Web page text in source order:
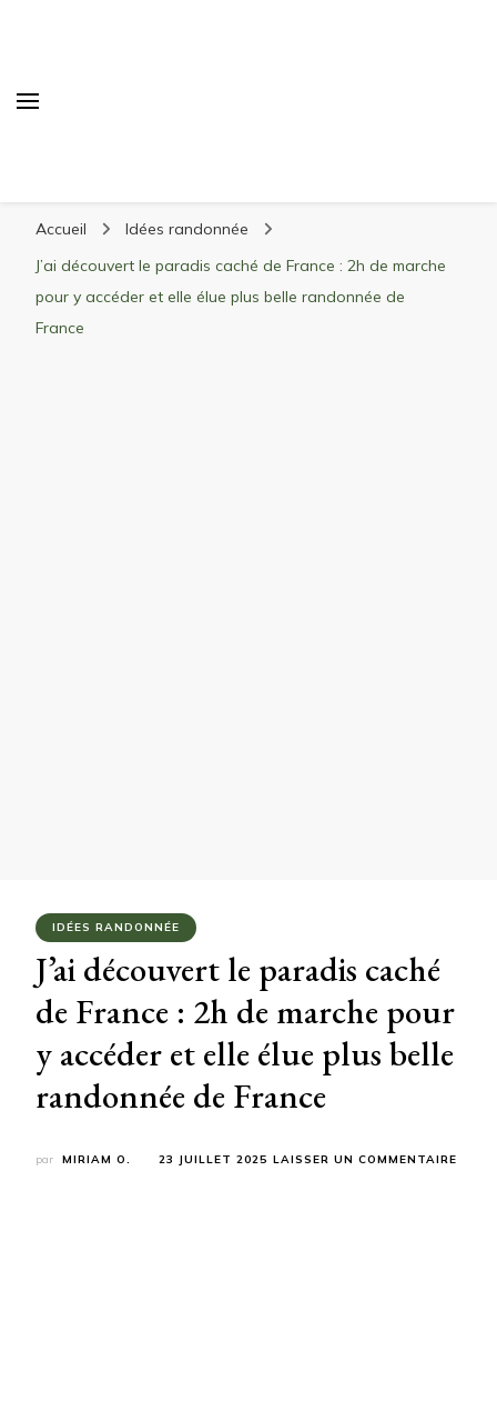
matériel, stations de ski
Accueil
Idées randonnée
J’ai découvert le paradis caché de France : 2h de marche
pour y accéder et elle élue plus belle randonnée de
France
IDÉES RANDONNÉE
J’ai découvert le paradis caché
de France : 2h de marche pour
y accéder et elle élue plus belle
randonnée de France
par MIRIAM O. 23 JUILLET 2025 LAISSER UN COMMENTAIRE